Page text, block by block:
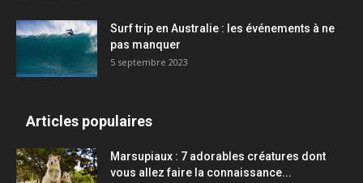
Surf trip en Australie : les événements à ne
pas manquer
5 septembre 2023
Articles populaires
Marsupiaux : 7 adorables créatures dont
vous allez faire la connaissance...